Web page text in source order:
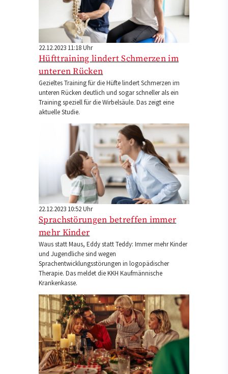
22.12.2023 11:18 Uhr
Hüfttraining lindert Schmerzen im
unteren Rücken
Gezieltes Training für die Hüfte lindert Schmerzen im
unteren Rücken deutlich und sogar schneller als ein
Training speziell für die Wirbelsäule. Das zeigt eine
aktuelle Studie.
22.12.2023 10:52 Uhr
Sprachstörungen betreffen immer
mehr Kinder
Waus statt Maus, Eddy statt Teddy: Immer mehr Kinder
und Jugendliche sind wegen
Sprachentwicklungsstörungen in logopädischer
Therapie. Das meldet die KKH Kaufmännische
Krankenkasse.